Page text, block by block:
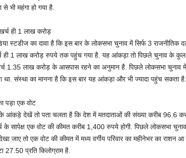
भी महंगा हो गया है.
खर्च ही 1 लाख करोड़
स्‍टडीज का दावा है कि इस बार के लोकसभा चुनाव में सिर्फ 3 राजनीतिक
ही 1 लाख करोड़ रुपये तक पहुंच गया है. यह आंकड़ा तो पिछले चुनाव के कुल
1.35 लाख करोड़ के आसपास रहने का अनुमान है. पिछले लोकसभा चुनाव में
था. संस्‍था का मानना है कि इस बार यह आंकड़ा और भी ज्‍यादा पहुंच सकता है.
पड़ा एक वोट
आंकड़े देखें तो पता चलता है कि देश में मतदाताओं की संख्‍या करीब 96.6
सापेक्ष एक वोट की कीमत करीब 1,400 रुपये होगी. पिछले लोकसभा
जाए तो एक वोट की कीमत में मध्‍य वर्गीय परिवार का महीनेभर का राशन
27.50 प्रति किलोग्राम है.